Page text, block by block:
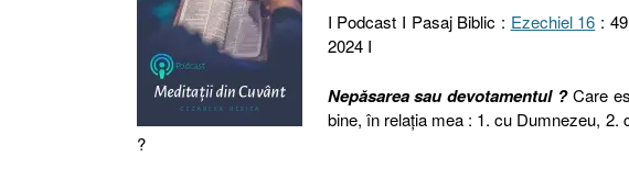
I Podcast I Pasaj Biblic : Ezechiel 16 :
2024 I
Nepăsarea sau devotamentul ?Care
bine, în relația mea : 1. cu Dumnezeu,
?